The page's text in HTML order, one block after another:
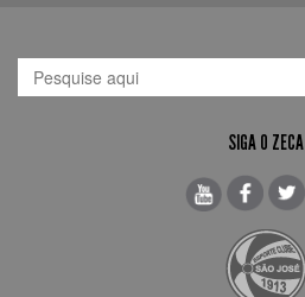
SIGA O ZECA